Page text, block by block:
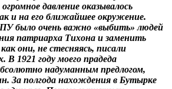
давление оказывалось
и на его ближайшее окружение.
было очень важно «выбить» людей
патриарха Тихона и заменить
они, не стесняясь, писали
В 1921 году моего прадеда
надуманным предлогом,
За полгода нахождения в Бутырке